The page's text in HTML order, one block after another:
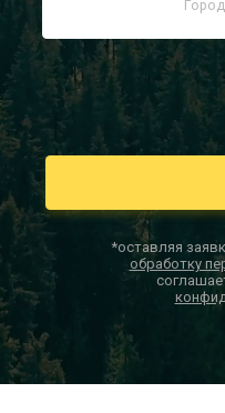
*оставляя
обработку